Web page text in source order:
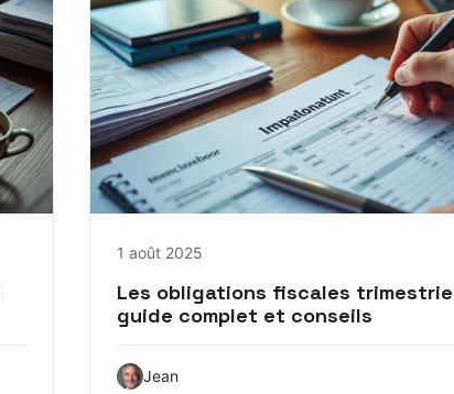
1 août 2025
Les obligations fiscales
guide complet et conseils
Jean